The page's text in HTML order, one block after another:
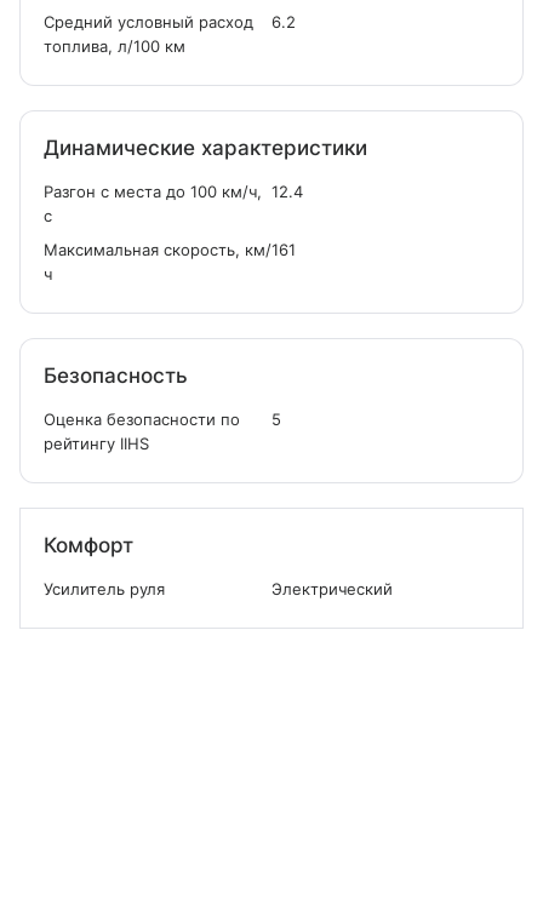
Средний условный расход
топлива, л/100 км
6.2
Динамические характеристики
Разгон с места до 100 км/ч,
с
12.4
Максимальная скорость, км/
ч
161
Безопасность
Оценка безопасности по
рейтингу IIHS
5
Комфорт
Усилитель руля Электрический